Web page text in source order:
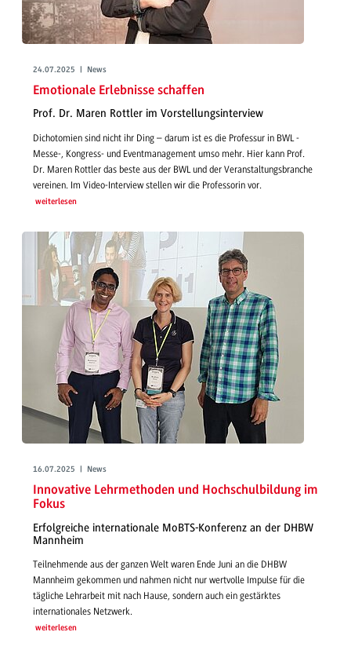
24.07.2025 | News
Emotionale Erlebnisse schaffen
Prof. Dr. Maren Rottler im Vorstellungsinterview
Dichotomien sind nicht ihr Ding – darum ist es die Professur in BWL -
Messe-, Kongress- und Eventmanagement umso mehr. Hier kann Prof.
Dr. Maren Rottler das beste aus der BWL und der Veranstaltungsbranche
vereinen. Im Video-Interview stellen wir die Professorin vor.
weiterlesen
16.07.2025 | News
Innovative Lehrmethoden und Hochschulbildung im
Fokus
Erfolgreiche internationale MoBTS-Konferenz an der DHBW
Mannheim
Teilnehmende aus der ganzen Welt waren Ende Juni an die DHBW
Mannheim gekommen und nahmen nicht nur wertvolle Impulse für die
tägliche Lehrarbeit mit nach Hause, sondern auch ein gestärktes
internationales Netzwerk.
weiterlesen